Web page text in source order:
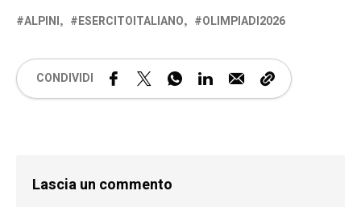
ALPINI ESERCITOITALIANO OLIMPIADI2026
CONDIVIDI
Lascia un commento